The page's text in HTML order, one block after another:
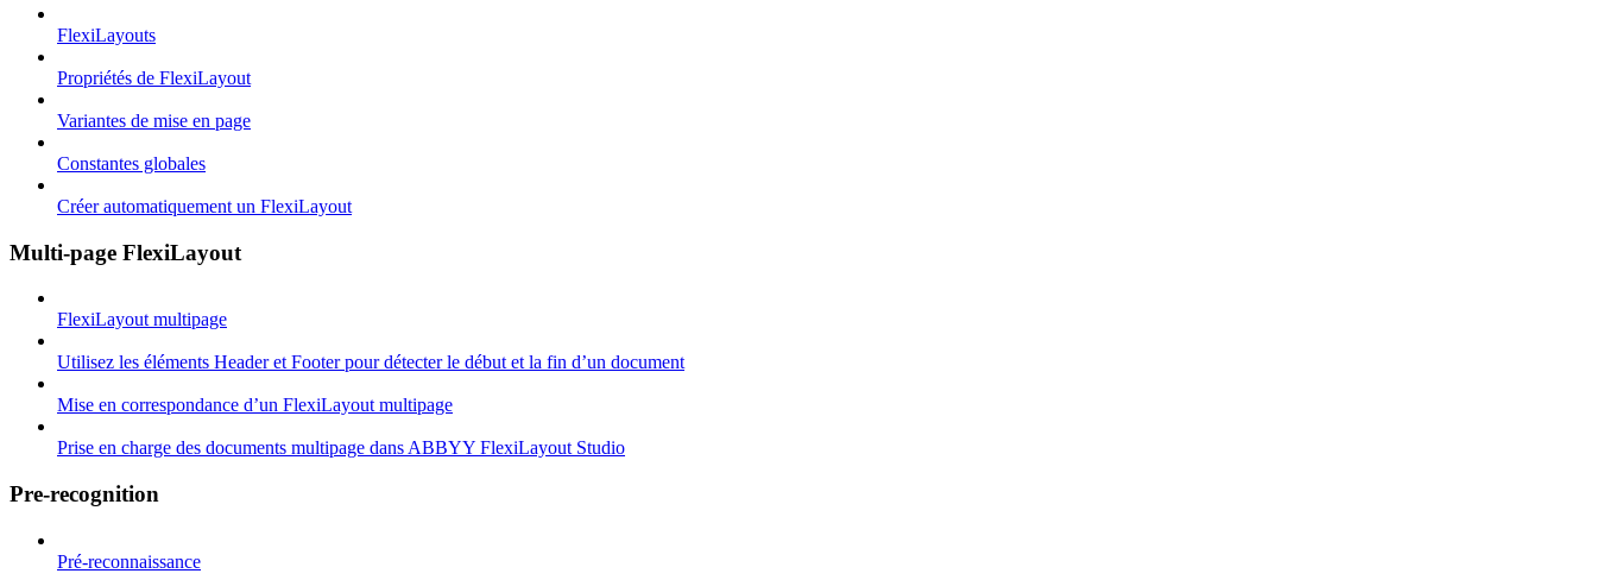
FlexiLayouts
Propriétés de FlexiLayout
Variantes de mise en page
Constantes globales
Créer automatiquement un FlexiLayout
Multi-page FlexiLayout
FlexiLayout multipage
Utilisez les éléments Header et Footer pour détecter le début et la fin d’un document
Mise en correspondance d’un FlexiLayout multipage
Prise en charge des documents multipage dans ABBYY FlexiLayout Studio
Pre-recognition
Pré-reconnaissance